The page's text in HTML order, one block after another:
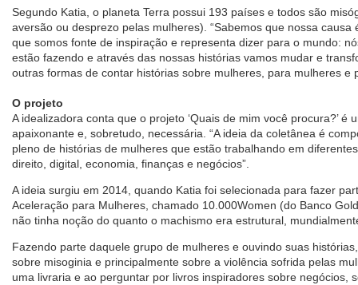
Segundo Katia, o planeta Terra possui 193 países e todos são
aversão ou desprezo pelas mulheres). “Sabemos que nossa
que somos fonte de inspiração e representa dizer para o mundo:
estão fazendo e através das nossas histórias vamos mudar e
outras formas de contar histórias sobre mulheres, para mulheres e
O projeto
A idealizadora conta que o projeto ‘Quais de mim você procura?’ é
apaixonante e, sobretudo, necessária. “A ideia da coletânea é
pleno de histórias de mulheres que estão trabalhando em
direito, digital, economia, finanças e negócios”.
A ideia surgiu em 2014, quando Katia foi selecionada para fazer
Aceleração para Mulheres, chamado 10.000Women (do Banco
não tinha noção do quanto o machismo era estrutural,
Fazendo parte daquele grupo de mulheres e ouvindo suas
sobre misoginia e principalmente sobre a violência sofrida pelas
uma livraria e ao perguntar por livros inspiradores sobre negócios,